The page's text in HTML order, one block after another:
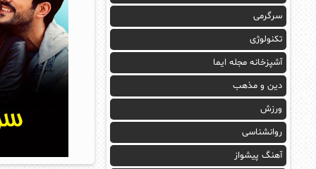
سرگرمی
تکنولوژی
آشپزخانه مجله ایما
دین و مذهب
ورزش
روانشناسی
آهنگ پیشواز